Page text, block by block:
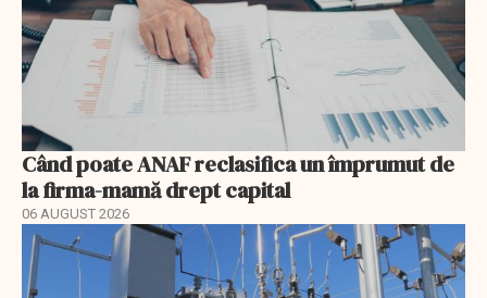
Când poate ANAF reclasifica un împrumut de
la firma-mamă drept capital
06 AUGUST 2026